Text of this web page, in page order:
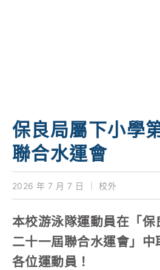
對外聯繫
聯絡我們
保良局屬下小學
聯合水運會
2026 年 7 月 7 日 校外
本校游泳隊運動員在「保
二十一屆聯合水運會」
各位運動員！